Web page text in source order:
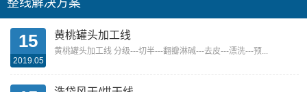
15
2019.05
黄桃罐头加工线
黄桃罐头加工线 分级---切半---翻瓣淋碱---去皮---漂洗---预...